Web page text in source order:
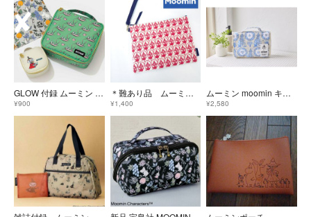
GLOW 付録 ムーミン スクエア収納ポーチ2点セット
¥900
＊難あり品 ムーミン・リトルミイの入れたまま操作可能なスマホタブレットポーチ
¥1,400
ムーミン moomin キッピス 吊るして 使える 便利な BIG 収納ポーチ 撥水加工 大容量 コラボデザイン トラベルポーチ
¥2,580